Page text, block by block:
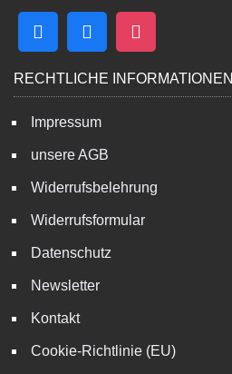
RECHTLICHE INFORMATIONEN
Impressum
unsere AGB
Widerrufsbelehrung
Widerrufsformular
Datenschutz
Newsletter
Kontakt
Cookie-Richtlinie (EU)